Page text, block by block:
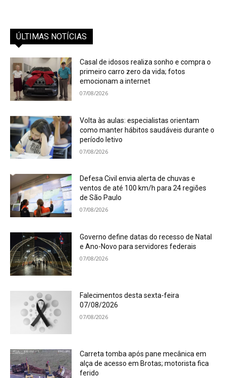
ÚLTIMAS NOTÍCIAS
Casal de idosos realiza sonho e compra o
primeiro carro zero da vida; fotos
emocionam a internet
07/08/2026
Volta às aulas: especialistas orientam
como manter hábitos saudáveis durante o
período letivo
07/08/2026
Defesa Civil envia alerta de chuvas e
ventos de até 100 km/h para 24 regiões
de São Paulo
07/08/2026
Governo define datas do recesso de Natal
e Ano-Novo para servidores federais
07/08/2026
Falecimentos desta sexta-feira
07/08/2026
07/08/2026
Carreta tomba após pane mecânica em
alça de acesso em Brotas; motorista fica
ferido